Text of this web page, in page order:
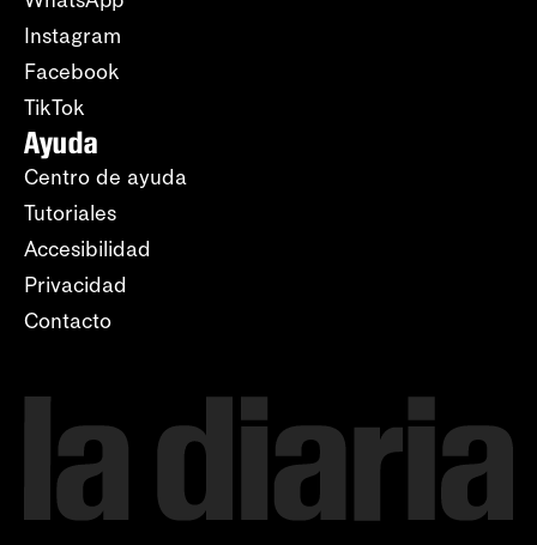
Instagram
Facebook
TikTok
Ayuda
Centro de ayuda
Tutoriales
Accesibilidad
Privacidad
Contacto